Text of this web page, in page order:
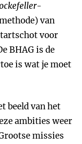
van
voor
BHAG is de
is wat je moet
beeld van het
ambities weer
missies